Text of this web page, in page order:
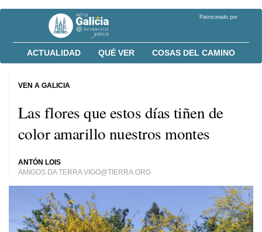
Patrocinado por
ACTUALIDAD QUÉ VER COSAS DEL CAMINO
Las flores que estos días tiñen de
color amarillo nuestros montes
ANTÓN LOIS
AMIGOS DA TERRA VIGO@TIERRA.ORG
VEN A GALICIA